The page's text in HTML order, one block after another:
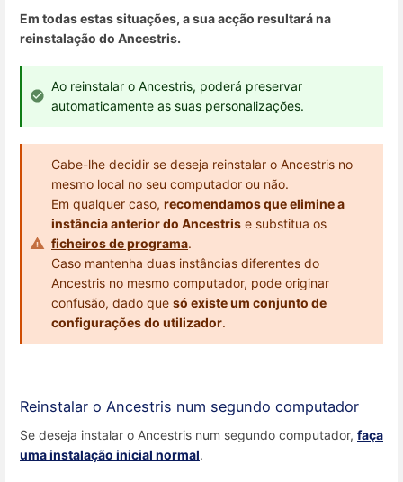
Em todas estas situações, a sua acção resultará na
reinstalação do Ancestris.
Ao reinstalar o Ancestris, poderá preservar
automaticamente as suas personalizações.
Cabe-lhe decidir se deseja reinstalar o Ancestris no
mesmo local no seu computador ou não.
Em qualquer caso, recomendamos que elimine a
instância anterior do Ancestris e substitua os
ficheiros de programa.
Caso mantenha duas instâncias diferentes do
Ancestris no mesmo computador, pode originar
confusão, dado que só existe um conjunto de
configurações do utilizador.
Reinstalar o Ancestris num segundo computador
Se deseja instalar o Ancestris num segundo computador, faça
uma instalação inicial normal.